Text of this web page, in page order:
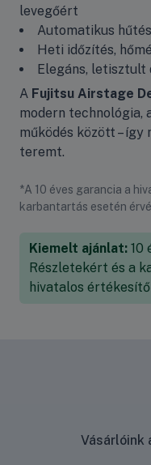
levegőért
Automatikus
Heti időzítés,
Elegáns, letisztult
A Fujitsu Airstage
modern technológia,
működés között –
teremt.
*A 10 éves garancia a
karbantartás esetén
Kiemelt ajánlat: 10
Részletekért és a
hivatalos
Vásárlóink